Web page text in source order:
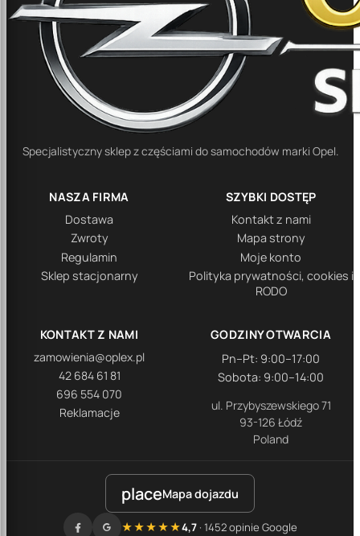
Specjalistyczny sklep z częściami do samochodów marki Opel.
NASZA FIRMA
Dostawa
Zwroty
Regulamin
Sklep stacjonarny
SZYBKI DOSTĘP
Kontakt z nami
Mapa strony
Moje konto
Polityka prywatności, cookies i
RODO
KONTAKT Z NAMI
zamowienia@oplex.pl
42 684 61 81
696 554 070
Reklamacje
GODZINY OTWARCIA
Pn–Pt: 9:00–17:00
Sobota: 9:00–14:00
ul. Przybyszewskiego 71
93-126 Łódź
Poland
placeMapa dojazdu
★★★★★4,7· 1452 opinie Google